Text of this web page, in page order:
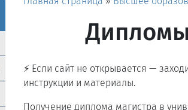
⚡ Если сайт не открывается —
инструкции и материалы.
Получение диплома магистра в